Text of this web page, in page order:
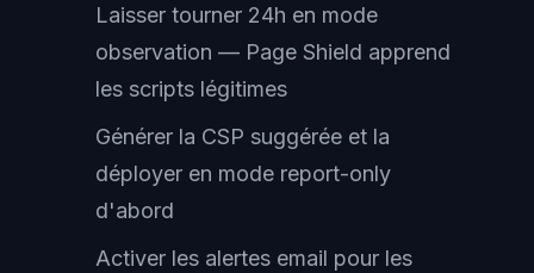
Laisser tourner 24h en mode
observation — Page Shield apprend
les scripts légitimes
Générer la CSP suggérée et la
déployer en mode report-only
d'abord
Activer les alertes email pour les